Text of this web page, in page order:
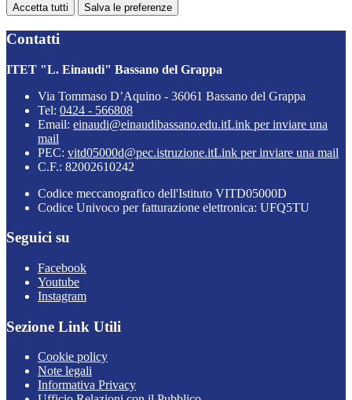
Accetta tutti Salva le preferenze
Contatti
ITET "L. Einaudi" Bassano del Grappa
Via Tommaso D’Aquino - 36061 Bassano del Grappa
Tel: 0424 - 566808
Email: einaudi@einaudibassano.edu.itLink per inviare una
mail
PEC: vitd05000d@pec.istruzione.itLink per inviare una mail
C.F.: 82002610242
Codice meccanografico dell'Istituto VITD05000D
Codice Univoco per fatturazione elettronica: UFQ5TU
Seguici su
Facebook
Youtube
Instagram
Sezione Link Utili
Cookie policy
Note legali
Informativa Privacy